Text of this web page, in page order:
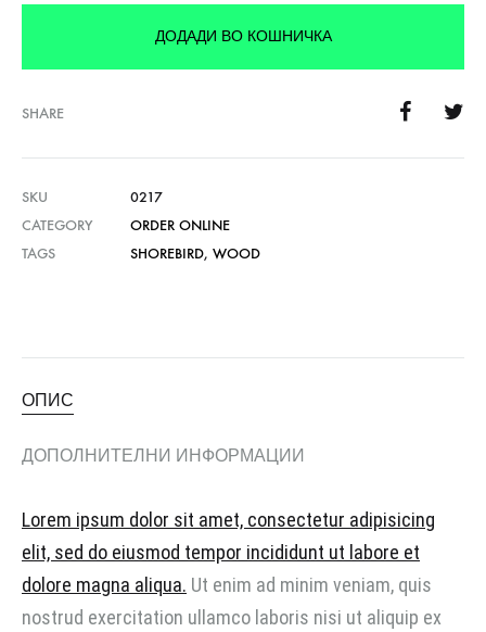
ДОДАДИ ВО КОШНИЧКА
SHARE
SKU
0217
CATEGORY
ORDER ONLINE
TAGS
SHOREBIRD, WOOD
ОПИС
ДОПОЛНИТЕЛНИ ИНФОРМАЦИИ
Lorem ipsum dolor sit amet, consectetur adipisicing
elit, sed do eiusmod tempor incididunt ut labore et
dolore magna aliqua. Ut enim ad minim veniam, quis
nostrud exercitation ullamco laboris nisi ut aliquip ex